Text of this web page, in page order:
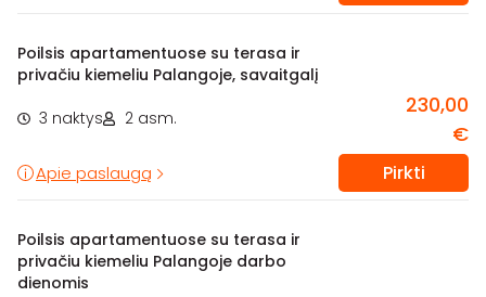
Poilsis apartamentuose su terasa ir
privačiu kiemeliu Palangoje, savaitgalį
3 naktys 2 asm.
230,00
€
Apie paslaugą Pirkti
Poilsis apartamentuose su terasa ir
privačiu kiemeliu Palangoje darbo
dienomis